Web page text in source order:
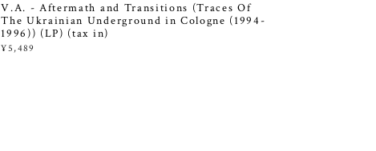
V.A. - Aftermath and Transitions (Traces Of
The Ukrainian Underground in Cologne (1994-
1996)) (LP) (tax in)
¥5,489